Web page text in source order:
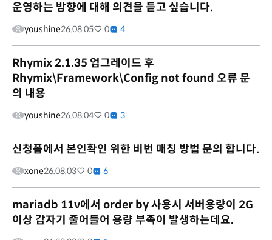
운영하는 방향에 대해 의견을 듣고 싶습니다.
youshine26.08.05 0 4
Rhymix 2.1.35 업그레이드 후
Rhymix\Framework\Config not found 오류 문
의 내용
youshine26.08.04 0 3
신청폼에서 본인확인 위한 비번 매칭 방법 문의 합니다.
xone26.08.03 0 6
mariadb 11v에서 order by 사용시 서버용량이 2G
이상 갑자기 줄어들어 용량 부족이 발생하는데요.